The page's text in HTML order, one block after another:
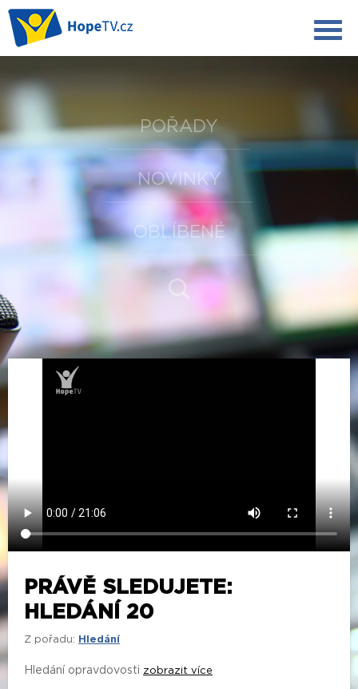
POŘADY
NOVINKY
OBLÍBENÉ
PRÁVĚ SLEDUJETE:
HLEDÁNÍ 20
Z pořadu: Hledání
Hledání opravdovosti zobrazit více